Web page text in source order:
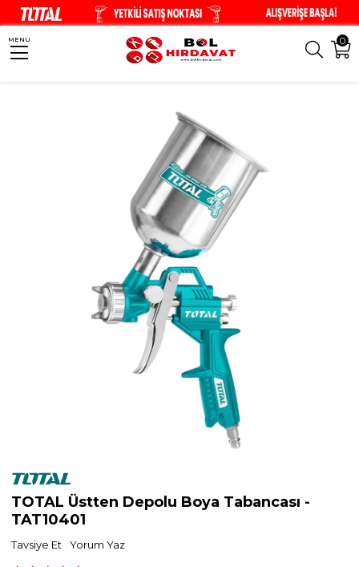
0
MENU
TOTAL Üstten Depolu Boya Tabancası -
TAT10401
Tavsiye Et Yorum Yaz